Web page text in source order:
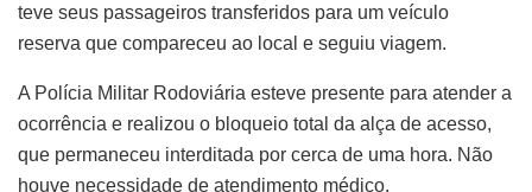
teve seus passageiros transferidos para um veículo
reserva que compareceu ao local e seguiu viagem.
A Polícia Militar Rodoviária esteve presente para atender a
ocorrência e realizou o bloqueio total da alça de acesso,
que permaneceu interditada por cerca de uma hora. Não
houve necessidade de atendimento médico.